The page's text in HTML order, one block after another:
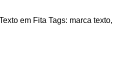
em Fita Tags: marca texto,